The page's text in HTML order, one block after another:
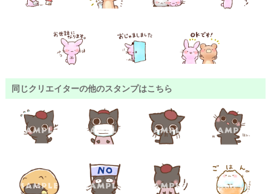
同じクリエイターの他のスタンプはこちら